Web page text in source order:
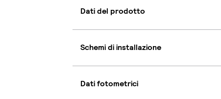
Dati del prodotto
Schemi di installazione
Dati fotometrici